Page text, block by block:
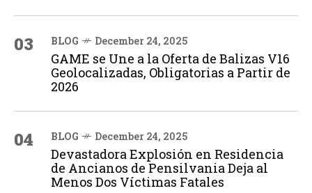
03 BLOG December 24, 2025
GAME se Une a la Oferta de Balizas V16
Geolocalizadas, Obligatorias a Partir de
2026
04 BLOG December 24, 2025
Devastadora Explosión en Residencia
de Ancianos de Pensilvania Deja al
Menos Dos Víctimas Fatales